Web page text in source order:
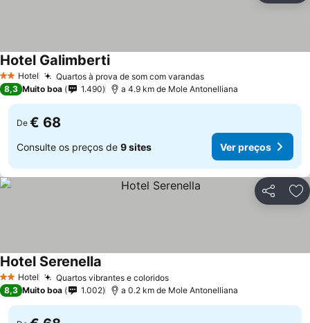
2 Estrelas
Hotel Quartos à prova de som com varandasVer preços
Hotel GalimbertiVer preços
8,3 Muito boa 1.490 a 4.9 km de Mole Antonelliana
De € 68
Consulte os preços de 9 sites Ver preços
Partilhar
2 Estrelas
Hotel Quartos vibrantes e coloridosVer preços
Hotel Serenella
8,3 Muito boa 1.002 a 0.2 km de Mole Antonelliana